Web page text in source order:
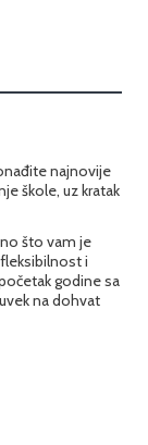
najnovije
škole, uz kratak
što vam je
i
godine sa
na dohvat